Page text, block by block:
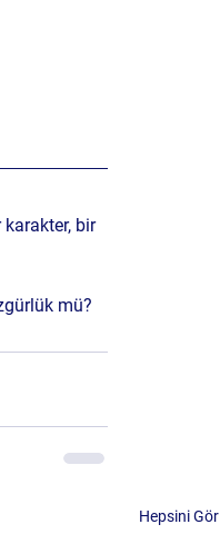
karakter, bir
mü?
Hepsini Gör